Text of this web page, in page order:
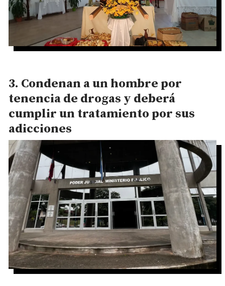
Condenan a un hombre por
tenencia de drogas y deberá
cumplir un tratamiento por sus
adicciones